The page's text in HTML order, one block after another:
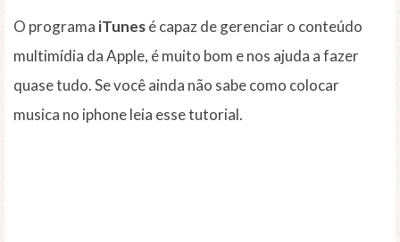
O programa iTunesé capaz de gerenciar o conteúdo
multimídia da Apple, é muito bom e nos ajuda a fazer
quase tudo. Se você ainda não sabe como colocar
musica no iphone leia esse tutorial.